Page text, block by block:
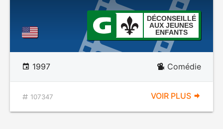
DÉCONSEILLÉ
AUX JEUNES
ENFANTS
1997 Comédie
107347 VOIR PLUS